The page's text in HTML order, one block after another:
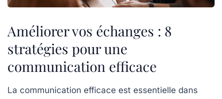
Améliorer vos échanges : 8
stratégies pour une
communication efficace
La communication efficace est essentielle dans